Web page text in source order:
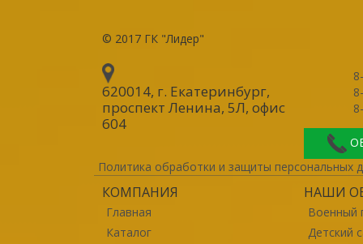
© 2017 ГК "Лидер"
620014, г. Екатеринбург,
проспект Ленина, 5Л, офис
604
Политика обработки и защиты персональных
КОМПАНИЯ
Главная
Каталог
НАШИ
Военный
Детский